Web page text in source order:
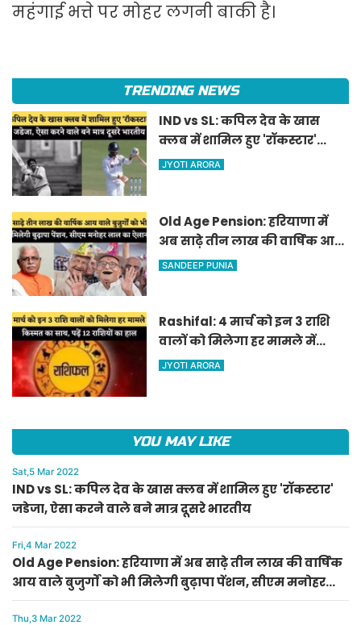
महंगाई भत्ते पर मोहर लगनी बाकी है।
TRENDING NEWS
IND vs SL: कपिल देव के खास
क्लब में शामिल हुए 'रॉकस्टार'
जडेजा, ऐसा करने वाले बने मात्र
JYOTI ARORA
Old Age Pension: हरियाणा में
अब साढ़े तीन लाख की वार्षिक आय
वाले बुजुर्गों को भी मिलेगी बुढ़ापा
SANDEEP PUNIA
Rashifal: 4 मार्च को इन 3 राशि
वालों को मिलेगा हर मामले में
किस्मत का साथ, पढ़ें 12 राशियों का
JYOTI ARORA
YOU MAY LIKE
Sat,5 Mar 2022
IND vs SL: कपिल देव के खास क्लब में शामिल हुए 'रॉकस्टार'
जडेजा, ऐसा करने वाले बने मात्र दूसरे भारतीय
Fri,4 Mar 2022
Old Age Pension: हरियाणा में अब साढ़े तीन लाख की वार्षिक
आय वाले बुजुर्गों को भी मिलेगी बुढ़ापा पेंशन, सीएम मनोहर
लाल का ऐलान
Thu,3 Mar 2022